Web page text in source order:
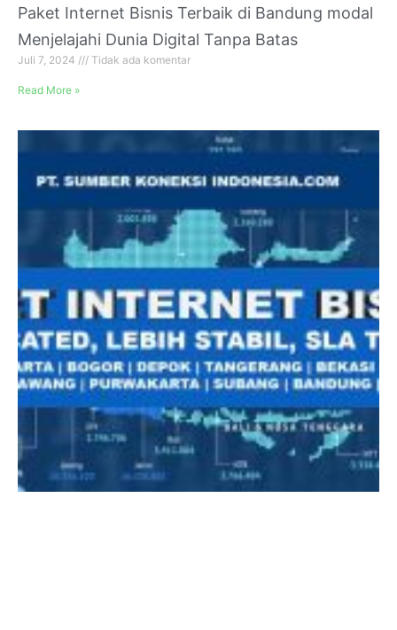
Paket Internet Bisnis Terbaik di Bandung modal
Menjelajahi Dunia Digital Tanpa Batas
Juli 7, 2024 Tidak ada komentar
Read More »